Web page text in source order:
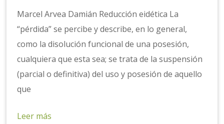
Marcel Arvea Damián Reducción eidética La
“pérdida” se percibe y describe, en lo general,
como la disolución funcional de una posesión,
cualquiera que esta sea; se trata de la suspensión
(parcial o definitiva) del uso y posesión de aquello
que
Leer más